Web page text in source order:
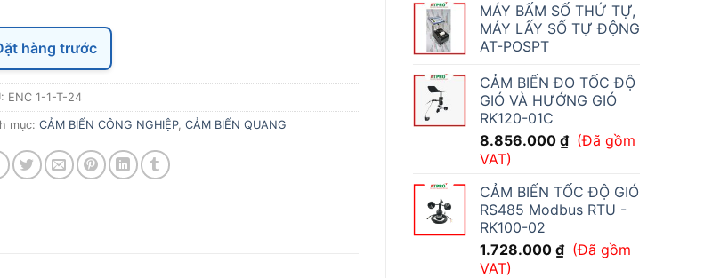
MÁY BẤM SỐ THỨ TỰ,
MÁY LẤY SỐ TỰ ĐỘNG
AT-POSPT
CẢM BIẾN ĐO TỐC ĐỘ
GIÓ VÀ HƯỚNG GIÓ
RK120-01C
8.856.000 ₫ (Đã gồm
VAT)
CẢM BIẾN TỐC ĐỘ GIÓ
RS485 Modbus RTU -
RK100-02
1.728.000 ₫ (Đã gồm
VAT)
hàng trước
ENC 1-1-T-24
mục: CẢM BIẾN CÔNG NGHIỆP, CẢM BIẾN QUANG